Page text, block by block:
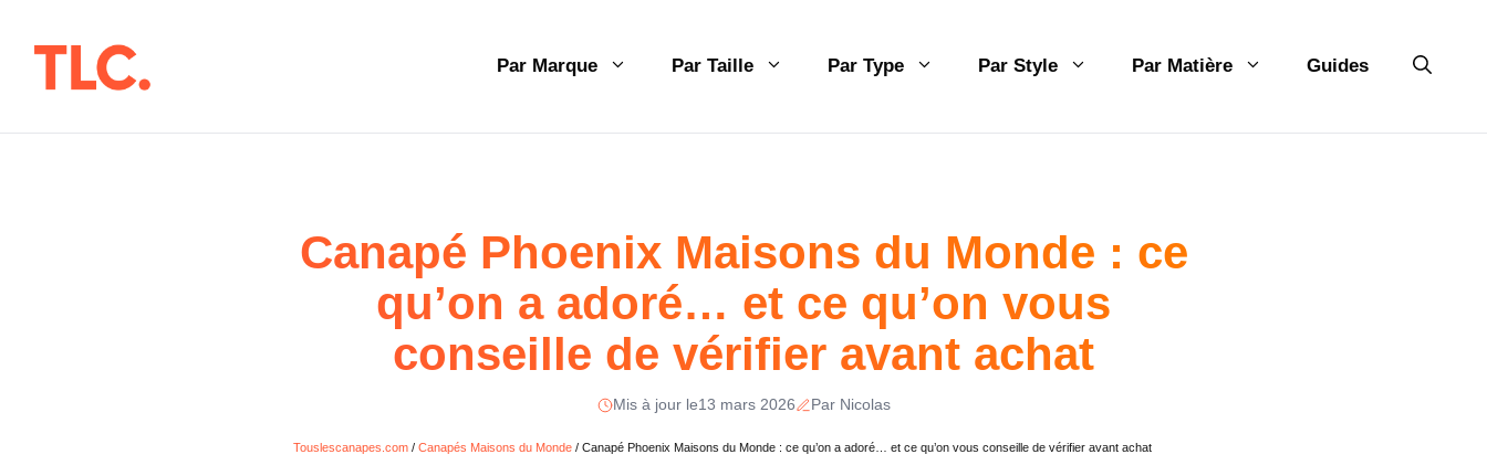
Par Marque Par Taille Par Type Par Style Par Matière Guides
Canapé Phoenix Maisons du Monde : ce
qu’on a adoré… et ce qu’on vous
conseille de vérifier avant achat
Mis à jour le13 mars 2026 Par Nicolas
Touslescanapes.com / Canapés Maisons du Monde / Canapé Phoenix Maisons du Monde : ce qu’on a adoré… et ce qu’on vous conseille de vérifier avant achat